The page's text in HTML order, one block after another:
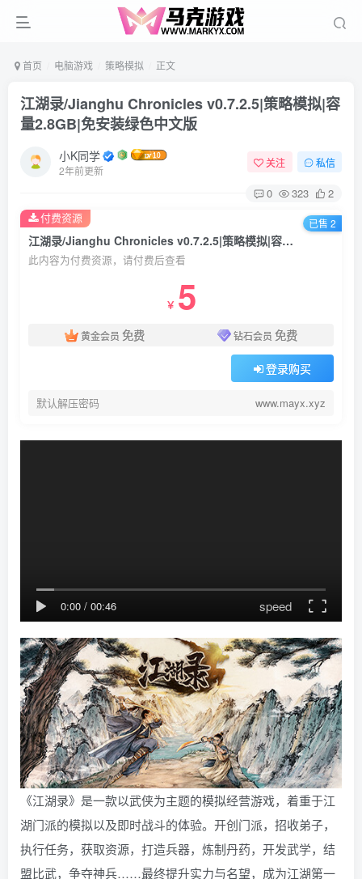
首页 电脑游戏 策略模拟 正文
江湖录/Jianghu Chronicles v0.7.2.5|策略模拟|容
量2.8GB|免安装绿色中文版
小K同学
2年前更新
关注 私信
0 323 2
江湖录/Jianghu Chronicles v0.7.2.5|策略模拟|容量2.8GB|免安装绿色中文版
此内容为付费资源，请付费后查看
￥ 5
黄金会员 免费 钻石会员 免费
登录购买
默认解压密码 www.mayx.xyz
付费资源 已售 2
0:00 / 00:46 speed
《江湖录》是一款以武侠为主题的模拟经营游戏，着重于江
湖门派的模拟以及即时战斗的体验。开创门派，招收弟子，
执行任务，获取资源，打造兵器，炼制丹药，开发武学，结
盟比武，争夺神兵……最终提升实力与名望，成为江湖第一